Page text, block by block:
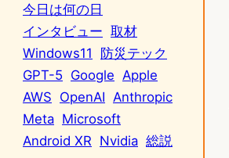
今日は何の日
インタビュー 取材
Windows11
防災テック
GPT-5 Google Apple
AWS OpenAI Anthropic
Meta Microsoft
Android XR Nvidia 総説